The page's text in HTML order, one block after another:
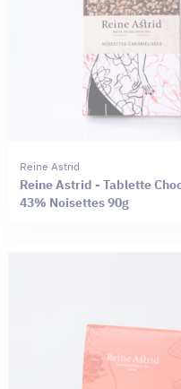
Reine Astrid
Reine Astrid - Tablette
43% Noisettes 90g